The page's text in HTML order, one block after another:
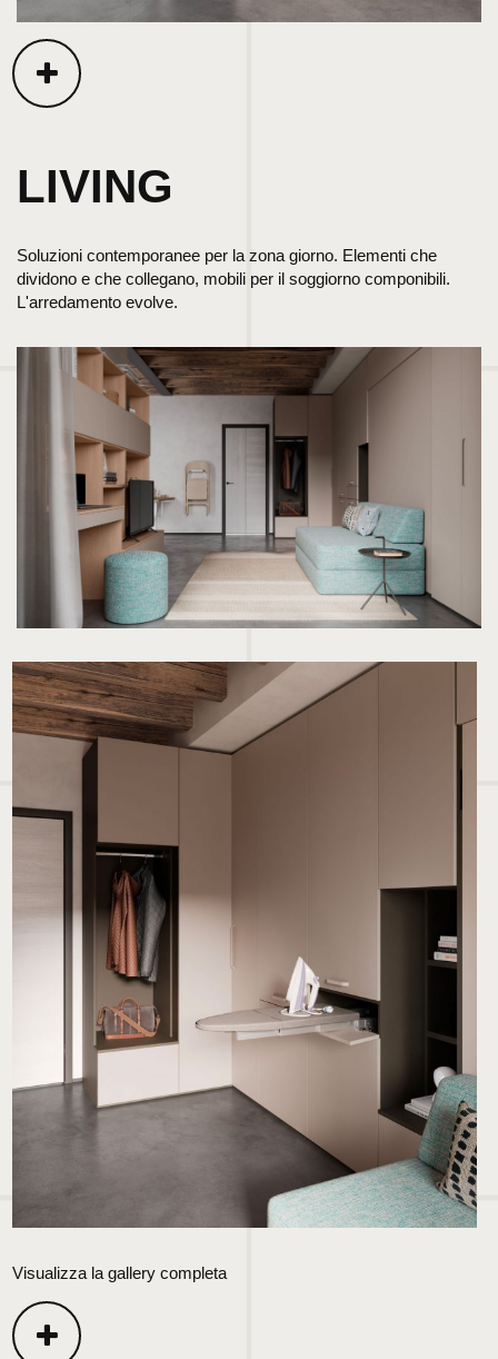
LIVING
Soluzioni contemporanee per la zona giorno. Elementi che
dividono e che collegano, mobili per il soggiorno componibili.
L'arredamento evolve.
Visualizza la gallery completa